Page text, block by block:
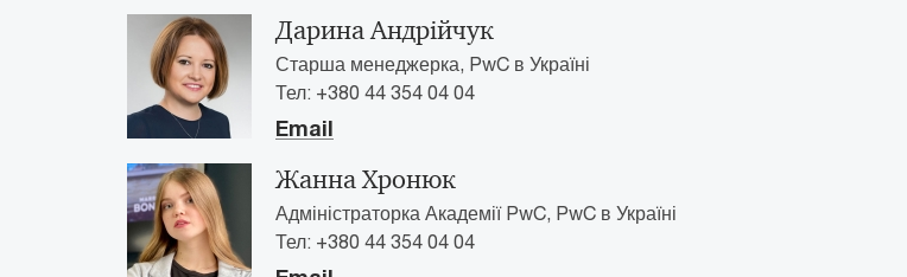
Дарина Андрійчук
Старша менеджерка, PwC в Україні
Тел: +380 44 354 04 04
Email
Жанна Хронюк
Адміністраторка Академії PwC, PwC в Україні
Тел: +380 44 354 04 04